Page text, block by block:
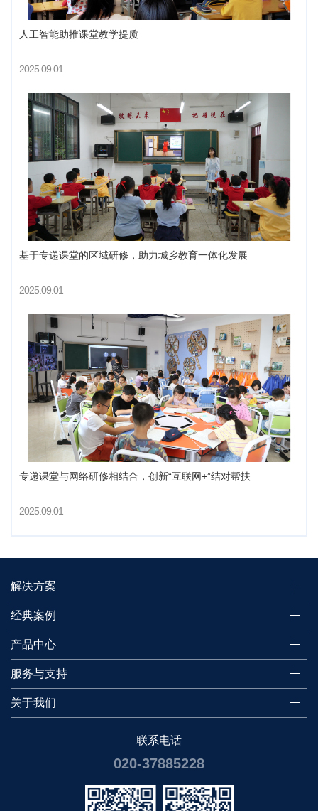
人工智能助推课堂教学提质
2025.09.01
基于专递课堂的区域研修，助力城乡教育一体化发展
2025.09.01
专递课堂与网络研修相结合，创新“互联网+”结对帮扶
2025.09.01
解决方案
经典案例
产品中心
服务与支持
关于我们
联系电话
020-37885228